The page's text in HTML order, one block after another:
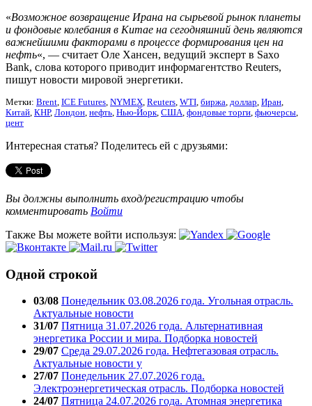
«Возможное возвращение Ирана на сырьевой рынок планеты
и фондовые колебания в Китае на сегодняшний день являются
важнейшими факторами в процессе формирования цен на
нефть«, — считает Оле Хансен, ведущий эксперт в Saxo
Bank, слова которого приводит информагентство Reuters,
пишут новости мировой энергетики.
Метки: Brent, ICE Futures, NYMEX, Reuters, WTI, биржа, доллар, Иран,
Китай, КНР, Лондон, нефть, Нью-Йорк, США, фондовые торги, фьючерсы,
цент
Интересная статья? Поделитесь ей с друзьями:
Вы должны выполнить вход/регистрацию чтобы
комментировать Войти
Также Вы можете войти используя:
Одной строкой
03/08 Понедельник 03.08.2026 года. Угольная отрасль.
Актуальные новости
31/07 Пятница 31.07.2026 года. Альтернативная
энергетика России и мира. Подборка новостей
29/07 Среда 29.07.2026 года. Нефтегазовая отрасль.
Актуальные новости у
27/07 Понедельник 27.07.2026 года.
Электроэнергетическая отрасль. Подборка новостей
24/07 Пятница 24.07.2026 года. Атомная энергетика